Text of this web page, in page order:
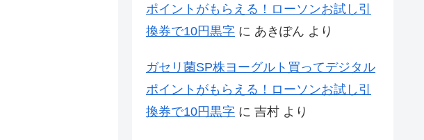
ポイントがもらえる！ローソンお試し引
換券で10円黒字 に あきぽん より
ガセリ菌SP株ヨーグルト買ってデジタル
ポイントがもらえる！ローソンお試し引
換券で10円黒字 に 吉村 より